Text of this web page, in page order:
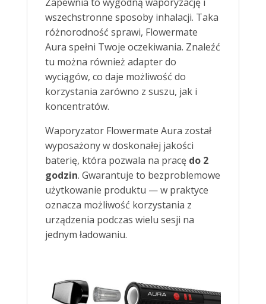
wszechstronne sposoby inhalacji. Taka
różnorodność sprawi, Flowermate
Aura spełni Twoje oczekiwania. Znaleźć
tu można również adapter do
wyciągów, co daje możliwość do
korzystania zarówno z suszu, jak i
koncentratów.
Waporyzator Flowermate Aura został
wyposażony w doskonałej jakości
baterię, która pozwala na pracę do 2
godzin. Gwarantuje to bezproblemowe
użytkowanie produktu — w praktyce
oznacza możliwość korzystania z
urządzenia podczas wielu sesji na
jednym ładowaniu.